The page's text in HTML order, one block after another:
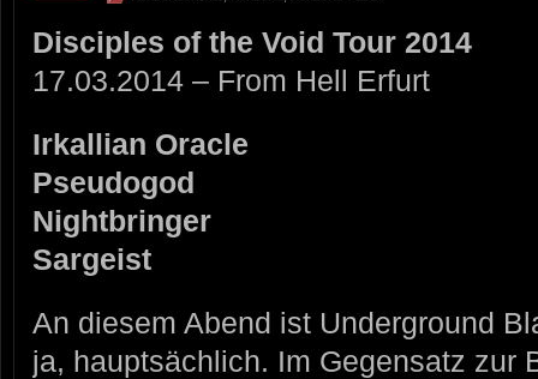
Disciples of the Void Tour 2014
17.03.2014 – From Hell Erfurt
Irkallian Oracle
Pseudogod
Nightbringer
Sargeist
An diesem Abend ist Underground
ja, hauptsächlich. Im Gegensatz zur